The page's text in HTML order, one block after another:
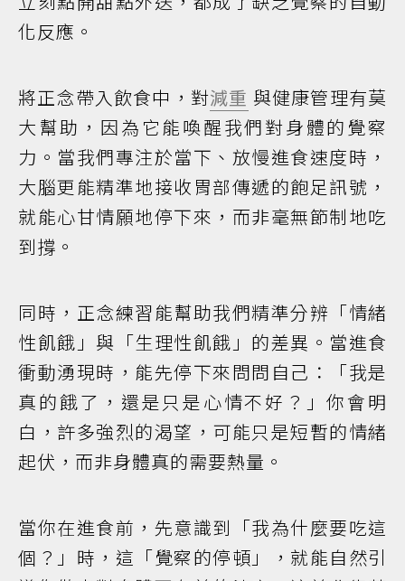
化反應。
將正念帶入飲食中，對減重 與健康管理有莫
大幫助，因為它能喚醒我們對身體的覺察
力。當我們專注於當下、放慢進食速度時，
大腦更能精準地接收胃部傳遞的飽足訊號，
就能心甘情願地停下來，而非毫無節制地吃
到撐。
同時，正念練習能幫助我們精準分辨「情緒
性飢餓」與「生理性飢餓」的差異。當進食
衝動湧現時，能先停下來問問自己：「我是
真的餓了，還是只是心情不好？」你會明
白，許多強烈的渴望，可能只是短暫的情緒
起伏，而非身體真的需要熱量。
當你在進食前，先意識到「我為什麼要吃這
個？」時，這「覺察的停頓」，就能自然引